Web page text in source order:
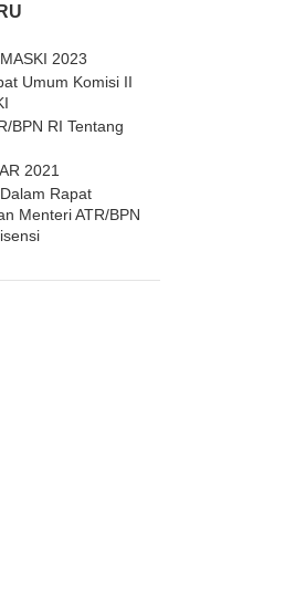
2023
Umum Komisi II
BPN RI Tentang
2021
Rapat
Menteri ATR/BPN